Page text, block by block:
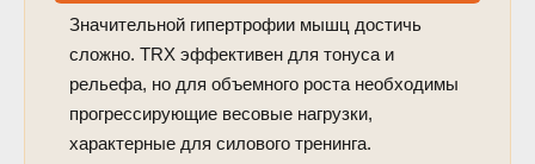
Значительной гипертрофии мышц достичь
сложно. TRX эффективен для тонуса и
рельефа, но для объемного роста необходимы
прогрессирующие весовые нагрузки,
характерные для силового тренинга.